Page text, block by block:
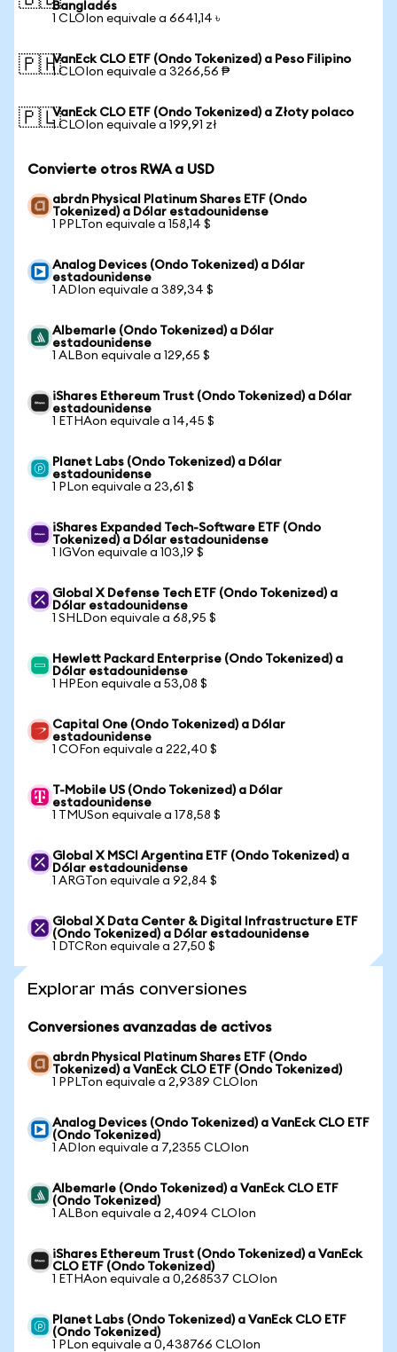
Bangladés
1 CLOIon equivale a 6641,14 ৳
🇵🇭VanEck CLO ETF (Ondo Tokenized) a Peso Filipino
1 CLOIon equivale a 3266,56 ₱
🇵🇱VanEck CLO ETF (Ondo Tokenized) a Złoty polaco
1 CLOIon equivale a 199,91 zł
Convierte otros RWA a USD
abrdn Physical Platinum Shares ETF (Ondo
Tokenized) a Dólar estadounidense
1 PPLTon equivale a 158,14 $
Analog Devices (Ondo Tokenized) a Dólar
estadounidense
1 ADIon equivale a 389,34 $
Albemarle (Ondo Tokenized) a Dólar
estadounidense
1 ALBon equivale a 129,65 $
iShares Ethereum Trust (Ondo Tokenized) a Dólar
estadounidense
1 ETHAon equivale a 14,45 $
Planet Labs (Ondo Tokenized) a Dólar
estadounidense
1 PLon equivale a 23,61 $
iShares Expanded Tech-Software ETF (Ondo
Tokenized) a Dólar estadounidense
1 IGVon equivale a 103,19 $
Global X Defense Tech ETF (Ondo Tokenized) a
Dólar estadounidense
1 SHLDon equivale a 68,95 $
Hewlett Packard Enterprise (Ondo Tokenized) a
Dólar estadounidense
1 HPEon equivale a 53,08 $
Capital One (Ondo Tokenized) a Dólar
estadounidense
1 COFon equivale a 222,40 $
T-Mobile US (Ondo Tokenized) a Dólar
estadounidense
1 TMUSon equivale a 178,58 $
Global X MSCI Argentina ETF (Ondo Tokenized) a
Dólar estadounidense
1 ARGTon equivale a 92,84 $
Global X Data Center & Digital Infrastructure ETF
(Ondo Tokenized) a Dólar estadounidense
1 DTCRon equivale a 27,50 $
Explorar más conversiones
Conversiones avanzadas de activos
abrdn Physical Platinum Shares ETF (Ondo
Tokenized) a VanEck CLO ETF (Ondo Tokenized)
1 PPLTon equivale a 2,9389 CLOIon
Analog Devices (Ondo Tokenized) a VanEck CLO ETF
(Ondo Tokenized)
1 ADIon equivale a 7,2355 CLOIon
Albemarle (Ondo Tokenized) a VanEck CLO ETF
(Ondo Tokenized)
1 ALBon equivale a 2,4094 CLOIon
iShares Ethereum Trust (Ondo Tokenized) a VanEck
CLO ETF (Ondo Tokenized)
1 ETHAon equivale a 0,268537 CLOIon
Planet Labs (Ondo Tokenized) a VanEck CLO ETF
(Ondo Tokenized)
1 PLon equivale a 0,438766 CLOIon